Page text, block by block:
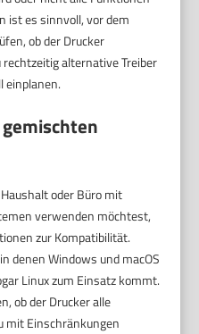
ist es sinnvoll, vor dem
ob der Drucker
alternative Treiber
einplanen.
oder Büro mit
verwenden möchtest,
zur Kompatibilität.
denen Windows und macOS
Linux zum Einsatz kommt.
ob der Drucker alle
mit Einschränkungen